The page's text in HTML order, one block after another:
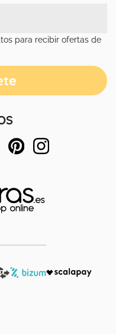
para recibir ofertas de